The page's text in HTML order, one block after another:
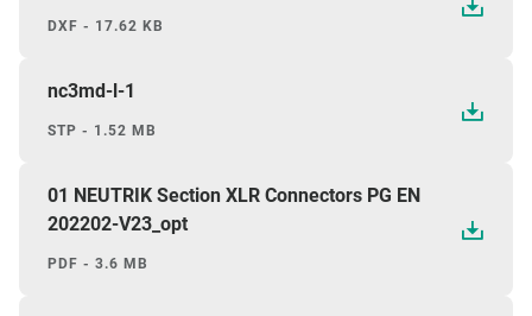
DXF - 17.62 KB
nc3md-l-1
STP - 1.52 MB
01 NEUTRIK Section XLR Connectors PG EN
202202-V23_opt
PDF - 3.6 MB